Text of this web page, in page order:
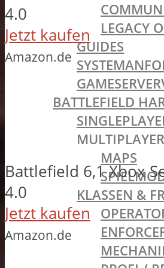
LEGACY
GUIDES
BATTLEFIELD
MULTIPLAYER
MAPS
KLASSEN &
4.0
Jetzt kaufen
Amazon.de
Battlefield 6,1 Xbox
4.0
Jetzt kaufen
Amazon.de